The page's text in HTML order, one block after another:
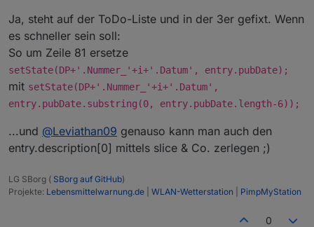
Ja, steht auf der ToDo-Liste und in der 3er gefixt. Wenn
es schneller sein soll:
So um Zeile 81 ersetze
setState(DP+'.Nummer_'+i+'.Datum', entry.pubDate);
mit setState(DP+'.Nummer_'+i+'.Datum',
entry.pubDate.substring(0, entry.pubDate.length-6));
...und @Leviathan09 genauso kann man auch den
entry.description[0] mittels slice & Co. zerlegen ;)
LG SBorg ( SBorg auf GitHub)
Projekte: Lebensmittelwarnung.de WLAN-Wetterstation PimpMyStation
0